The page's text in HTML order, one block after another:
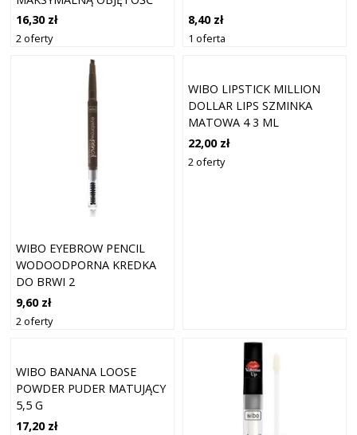
RZĘS
16,30 zł
2 oferty
8,40 zł
1 oferta
WIBO EYEBROW PENCIL
WODOODPORNA KREDKA
DO BRWI 2
9,60 zł
2 oferty
WIBO LIPSTICK MILLION
DOLLAR LIPS SZMINKA
MATOWA 4 3 ML
22,00 zł
2 oferty
WIBO BANANA LOOSE
POWDER PUDER MATUJĄCY
5,5 G
17,20 zł